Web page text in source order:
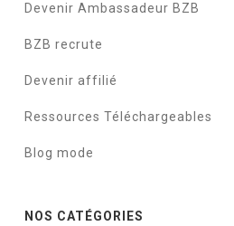
Devenir Ambassadeur BZB
BZB recrute
Devenir affilié
Ressources Téléchargeables
Blog mode
NOS CATÉGORIES